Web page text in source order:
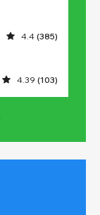
4.4 (385)
4.39 (103)